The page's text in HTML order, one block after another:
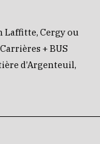
Laffitte, Cergy ou
+ BUS
d’Argenteuil,